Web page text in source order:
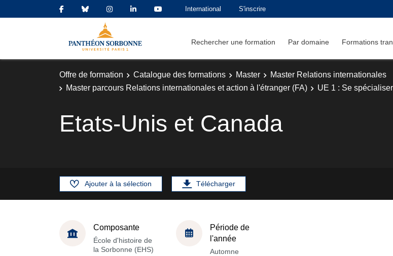
International S'inscrire
Rechercher une formation Par domaine Formations
Offre de formation Catalogue des formations Master
Master Relations internationales
Master parcours Relations internationales et action à l'étranger (FA)
UE 1 : Se
Etats-Unis et Canada
Ajouter à la sélection Télécharger
Composante
École d'histoire de
la Sorbonne (EHS)
Période de
l'année
Automne